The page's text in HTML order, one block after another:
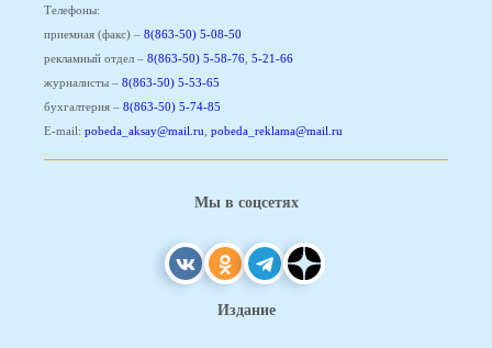
Телефоны:
приемная (факс) – 8(863-50) 5-08-50
рекламный отдел – 8(863-50) 5-58-76, 5-21-66
журналисты – 8(863-50) 5-53-65
бухгалтерия – 8(863-50) 5-74-85
E-mail: pobeda_aksay@mail.ru, pobeda_reklama@mail.ru
Мы в соцсетях
Издание